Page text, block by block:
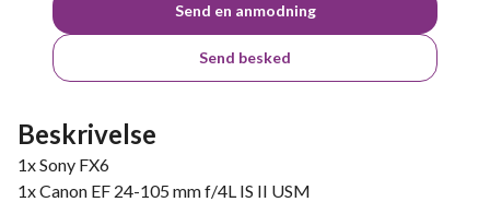
Send en anmodning
Send besked
Beskrivelse
1x Sony FX6
1x Canon EF 24-105 mm f/4L IS II USM